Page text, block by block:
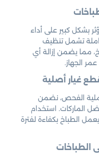
بشكل كبير على أداء
تشمل تنظيف
مما يضمن إزالة أي
الجهاز.
عملية الفحص، نضمن
الماركات. استخدام
الطباخ بكفاءة لفترة